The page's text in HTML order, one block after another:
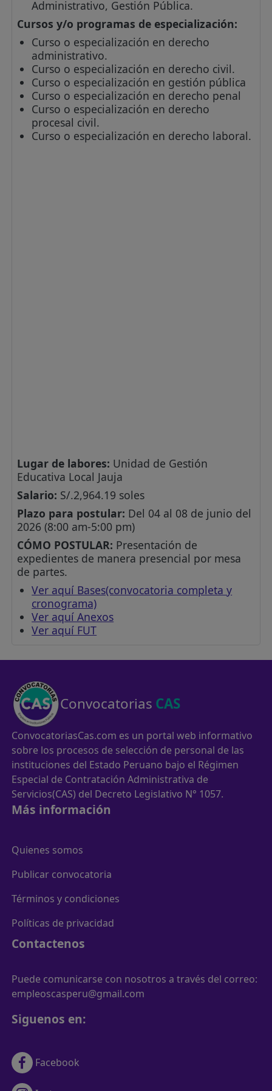
Administrativo, Gestión Pública.
Cursos y/o programas de especialización:
Curso o especialización en derecho
administrativo.
Curso o especialización en derecho civil.
Curso o especialización en gestión pública
Curso o especialización en derecho penal
Curso o especialización en derecho
procesal civil.
Curso o especialización en derecho laboral.
Lugar de labores: Unidad de Gestión
Educativa Local Jauja
Salario: S/.2,964.19 soles
Plazo para postular: Del 04 al 08 de junio del
2026 (8:00 am-5:00 pm)
CÓMO POSTULAR: Presentación de
expedientes de manera presencial por mesa
de partes.
Ver aquí Bases(convocatoria completa y
cronograma)
Ver aquí Anexos
Ver aquí FUT
Convocatorias CAS
ConvocatoriasCas.com es un portal web informativo
sobre los procesos de selección de personal de las
instituciones del Estado Peruano bajo el Régimen
Especial de Contratación Administrativa de
Servicios(CAS) del Decreto Legislativo N° 1057.
Más información
Quienes somos
Publicar convocatoria
Términos y condiciones
Políticas de privacidad
Contactenos
Puede comunicarse con nosotros a través del correo:
empleoscasperu@gmail.com
Siguenos en:
Facebook